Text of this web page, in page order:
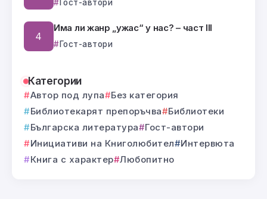
Гост-автори
Има ли жанр „ужас“ у нас? – част III
Гост-автори
Категории
Автор под лупа
Без категория
Библиотекарят препоръчва
Библиотеки
Българска литература
Гост-автори
Инициативи на Книголюбител
Интервюта
Книга с характер Любопитно